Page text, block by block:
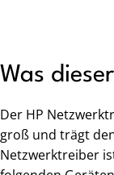
Was
Der HP
groß und trägt
Netzwerktreiber